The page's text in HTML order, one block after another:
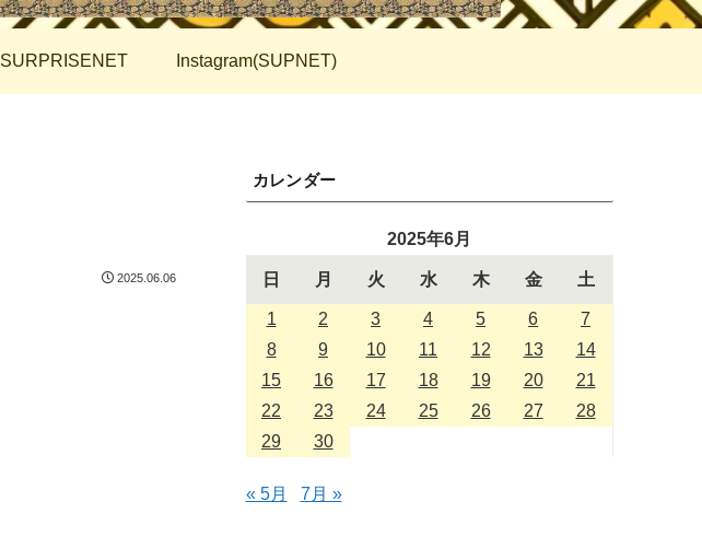
SURPRISENET Instagram(SUPNET)
2025.06.06
カレンダー
2025年6月
日 月 火 水 木 金 土
1 2 3 4 5 6
7
8
9 10 11 12 13
14
15
16 17 18 19 20
21
22
23 24 25 26 27
28
29
30
« 5月 7月 »